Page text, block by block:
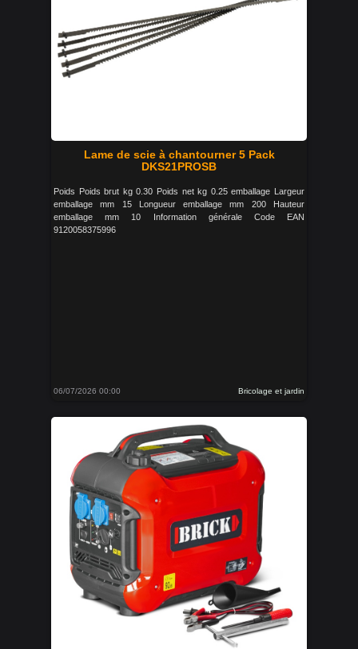
Lame de scie à chantourner 5 Pack
DKS21PROSB
Poids Poids brut kg 0.30 Poids net kg 0.25 emballage Largeur
emballage mm 15 Longueur emballage mm 200 Hauteur
emballage mm 10 Information générale Code EAN
9120058375996
06/07/2026 00:00 Bricolage et jardin